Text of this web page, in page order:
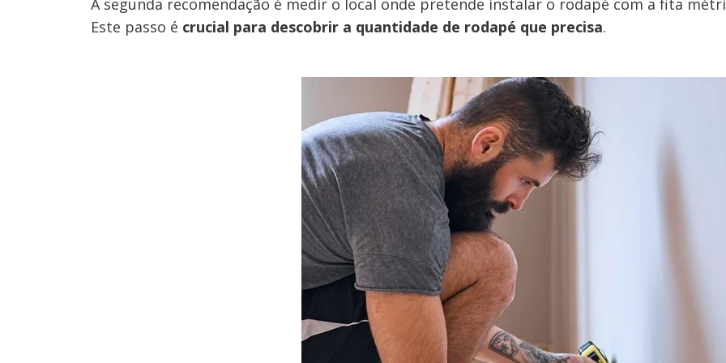
A segunda recomendação é medir o local onde pretende instalar o rodapé com a fita
Este passo é crucial para descobrir a quantidade de rodapé que precisa.